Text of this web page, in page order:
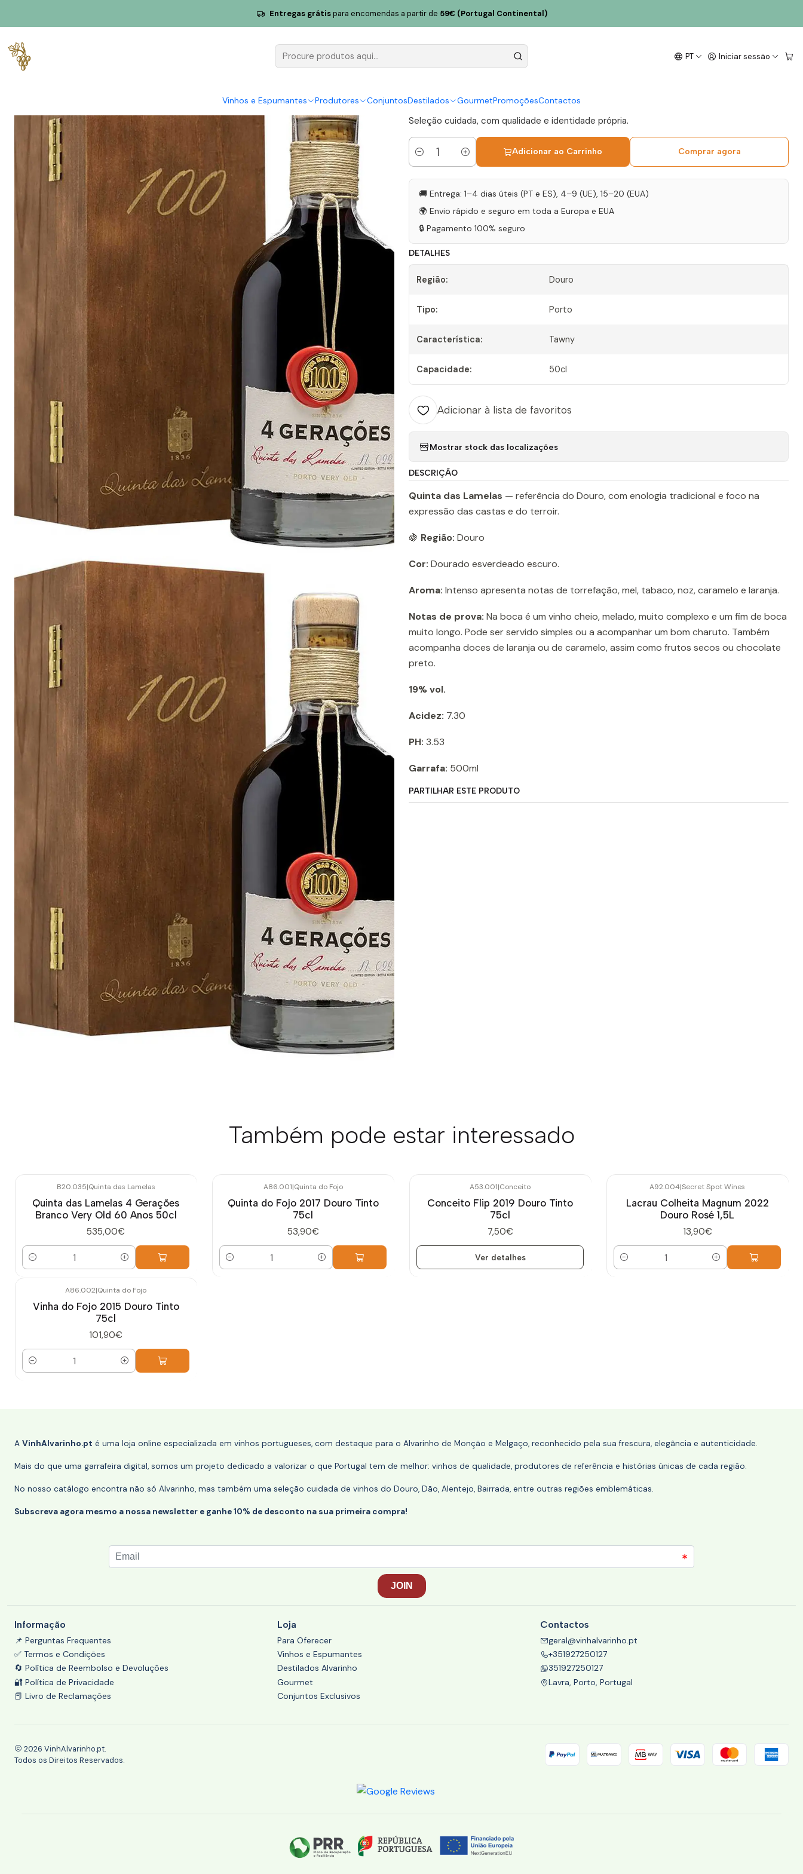
PT Iniciar sessão
Vinhos e Espumantes Produtores ConjuntosDestilados GourmetPromoçõesContactos
Entregas grátispara encomendas a partir de 59€ (Portugal Continental)
Quinta das Lamelas 4 Gerações Tawny Very Old 100 Anos 50cl
Quinta das Lamelas 4 Gerações
|
Seleção cuidada, com qualidade e identidade própria.
Quantidade
Adicionar ao Carrinho Comprar agora
🚚 Entrega: 1–4 dias úteis (PT e ES), 4–9 (UE), 15–20 (EUA)
🌍 Envio rápido e seguro em toda a Europa e EUA
🔒 Pagamento 100% seguro
DETALHES
Região: Douro
Tipo: Porto
Característica: Tawny
Capacidade: 50cl
Adicionar à lista de favoritos
Mostrar stock das localizações
DESCRIÇÃO
Quinta das Lamelas — referência do Douro, com enologia tradicional e foco na
expressão das castas e do terroir.
🍇 Região: Douro
Cor: Dourado esverdeado escuro.
Aroma: Intenso apresenta notas de torrefação, mel, tabaco, noz, caramelo e laranja.
Notas de prova: Na boca é um vinho cheio, melado, muito complexo e um fim de boca
muito longo. Pode ser servido simples ou a acompanhar um bom charuto. Também
acompanha doces de laranja ou de caramelo, assim como frutos secos ou chocolate
preto.
19% vol.
Acidez: 7.30
PH: 3.53
Garrafa: 500ml
PARTILHAR ESTE PRODUTO
Também pode estar interessado
B20.035|Quinta das Lamelas
Quinta das Lamelas 4 Gerações
Branco Very Old 60 Anos 50cl
535,00€
Quantidade
A86.001|Quinta do Fojo
Quinta do Fojo 2017 Douro Tinto
75cl
53,90€
Quantidade
A53.001|Conceito
Conceito Flip 2019 Douro Tinto
75cl
7,50€
Ver detalhes
A92.004|Secret Spot Wines
Lacrau Colheita Magnum 2022
Douro Rosé 1,5L
13,90€
Quantidade
A86.002|Quinta do Fojo
Vinha do Fojo 2015 Douro Tinto
75cl
101,90€
Quantidade
A VinhAlvarinho.pt é uma loja online especializada em vinhos portugueses, com destaque para o Alvarinho de Monção e Melgaço, reconhecido pela sua frescura, elegância e autenticidade.
Mais do que uma garrafeira digital, somos um projeto dedicado a valorizar o que Portugal tem de melhor: vinhos de qualidade, produtores de referência e histórias únicas de cada região.
No nosso catálogo encontra não só Alvarinho, mas também uma seleção cuidada de vinhos do Douro, Dão, Alentejo, Bairrada, entre outras regiões emblemáticas.
Subscreva agora mesmo a nossa newsletter e ganhe 10% de desconto na sua primeira compra!
Informação
📌 Perguntas Frequentes
✅ Termos e Condições
🔄 Política de Reembolso e Devoluções
🔐 Política de Privacidade
📕 Livro de Reclamações
Loja
Para Oferecer
Vinhos e Espumantes
Destilados Alvarinho
Gourmet
Conjuntos Exclusivos
Contactos
geral@vinhalvarinho.pt
+351927250127
351927250127
Lavra, Porto, Portugal
2026 VinhAlvarinho.pt.
Todos os Direitos Reservados.